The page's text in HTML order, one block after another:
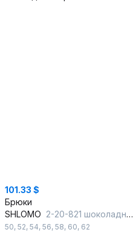
101.33 $
Брюки
SHLOMO 2-20-821 шоколадный
50, 52, 54, 56, 58, 60, 62